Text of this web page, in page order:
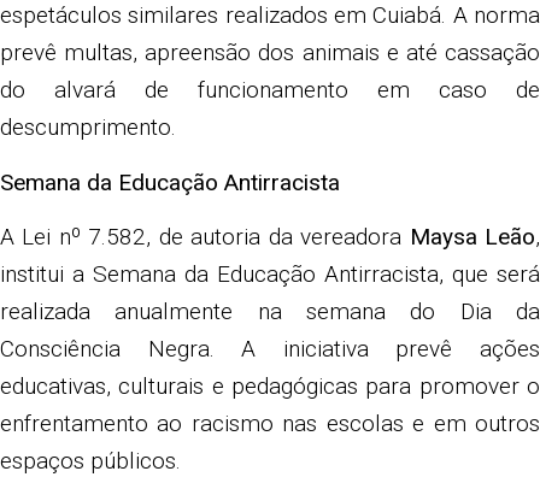
espetáculos similares realizados em Cuiabá. A norma
prevê multas, apreensão dos animais e até cassação
do alvará de funcionamento em caso de
descumprimento.
Semana da Educação Antirracista
A Lei nº 7.582, de autoria da vereadora Maysa Leão,
institui a Semana da Educação Antirracista, que será
realizada anualmente na semana do Dia da
Consciência Negra. A iniciativa prevê ações
educativas, culturais e pedagógicas para promover o
enfrentamento ao racismo nas escolas e em outros
espaços públicos.